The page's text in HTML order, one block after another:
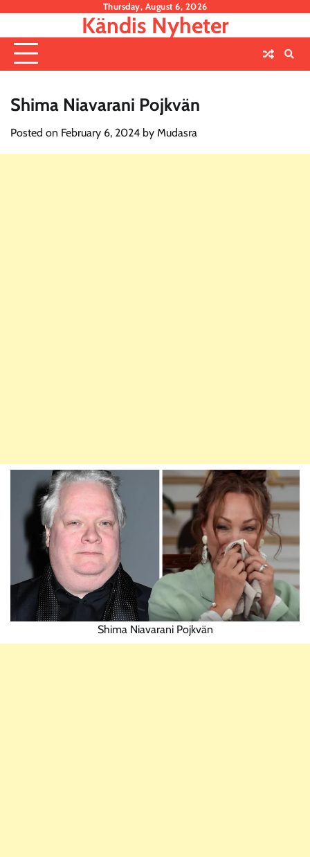
content
Thursday, August 6, 2026
Kändis Nyheter
Shima Niavarani Pojkvän
Posted on February 6, 2024 by Mudasra
Shima Niavarani Pojkvän